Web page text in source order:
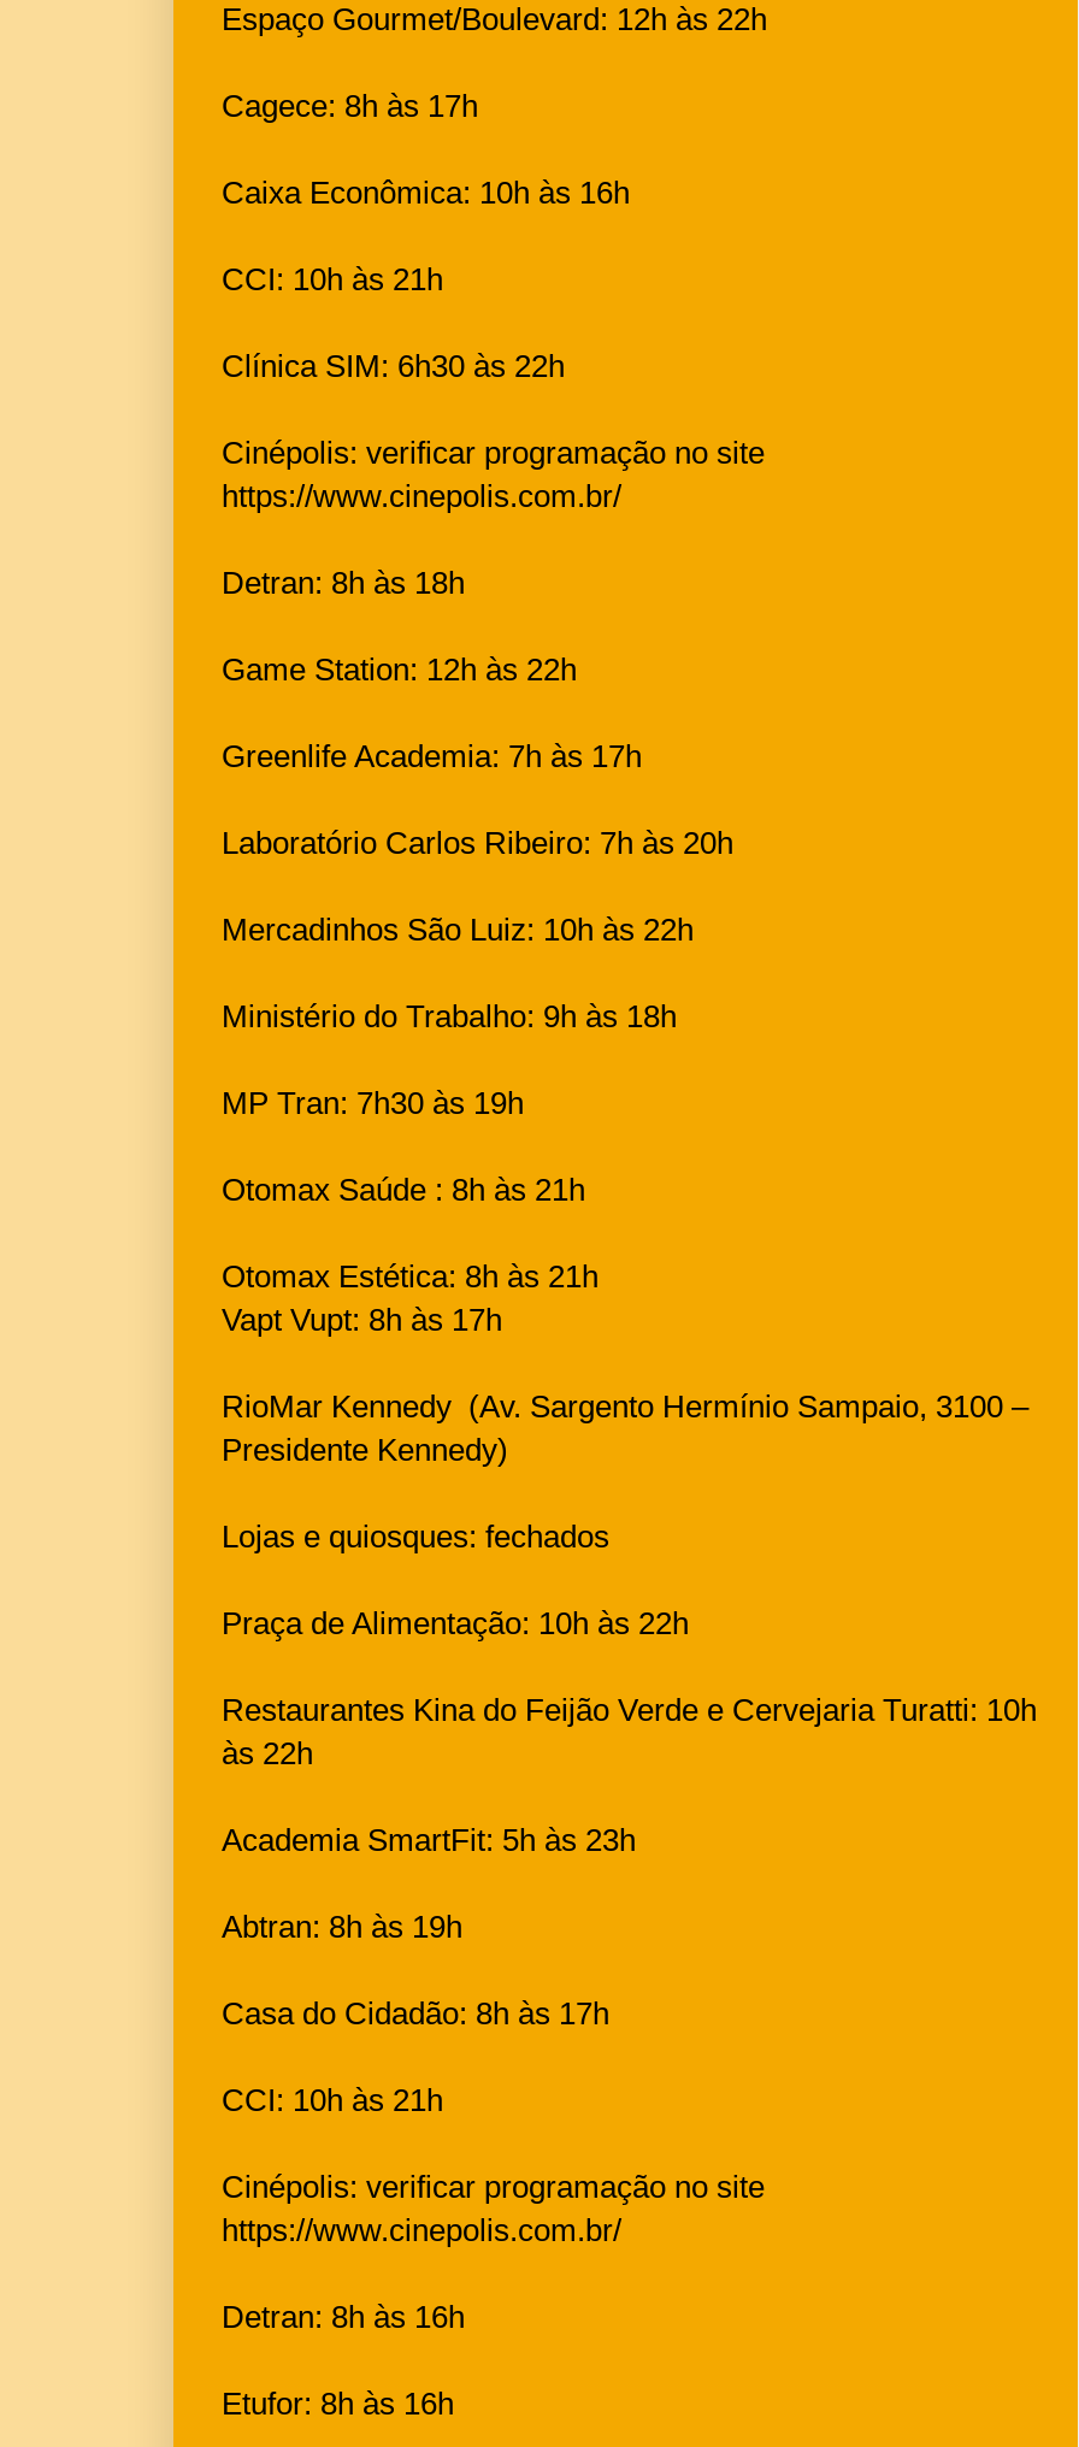
Espaço Gourmet/Boulevard: 12h às 22h
Cagece: 8h às 17h
Caixa Econômica: 10h às 16h
CCI: 10h às 21h
Clínica SIM: 6h30 às 22h
Cinépolis: verificar programação no site
https://www.cinepolis.com.br/
Detran: 8h às 18h
Game Station: 12h às 22h
Greenlife Academia: 7h às 17h
Laboratório Carlos Ribeiro: 7h às 20h
Mercadinhos São Luiz: 10h às 22h
Ministério do Trabalho: 9h às 18h
MP Tran: 7h30 às 19h
Otomax Saúde : 8h às 21h
Otomax Estética: 8h às 21h
Vapt Vupt: 8h às 17h
RioMar Kennedy (Av. Sargento Hermínio Sampaio, 3100 –
Presidente Kennedy)
Lojas e quiosques: fechados
Praça de Alimentação: 10h às 22h
Restaurantes Kina do Feijão Verde e Cervejaria Turatti: 10h
às 22h
Academia SmartFit: 5h às 23h
Abtran: 8h às 19h
Casa do Cidadão: 8h às 17h
CCI: 10h às 21h
Cinépolis: verificar programação no site
https://www.cinepolis.com.br/
Detran: 8h às 16h
Etufor: 8h às 16h